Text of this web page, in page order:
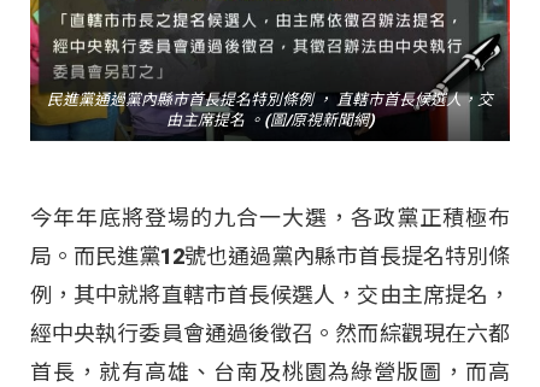
民進黨通過黨內縣市首長提名特別條例 ， 直轄市首長候選人，交
由主席提名 。(圖/原視新聞網)
今年年底將登場的九合一大選，各政黨正積極布
局。而民進黨12號也通過黨內縣市首長提名特別條
例，其中就將直轄市首長候選人，交由主席提名，
經中央執行委員會通過後徵召。然而綜觀現在六都
首長，就有高雄、台南及桃園為綠營版圖，而高